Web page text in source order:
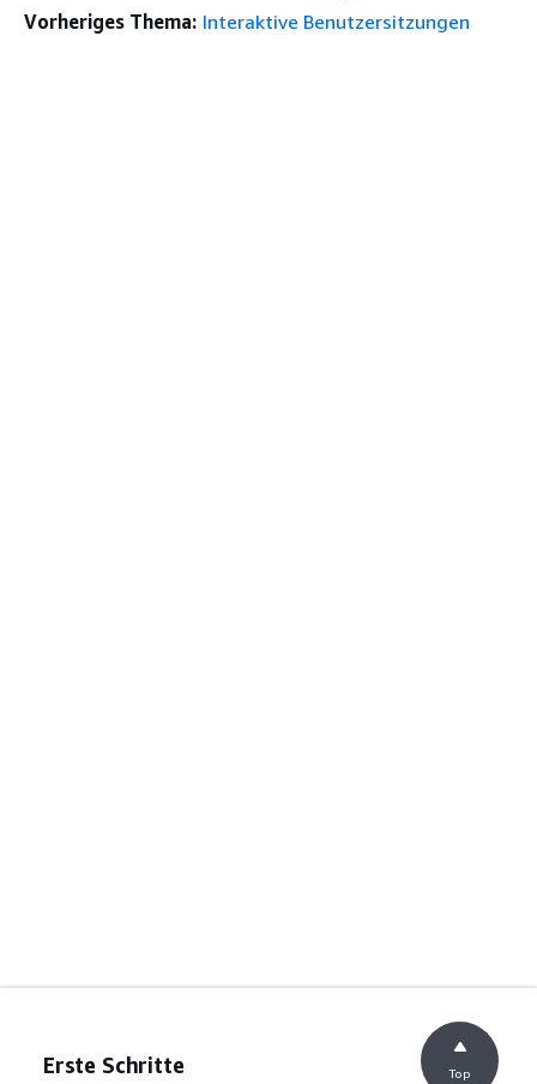
Vorheriges Thema: Interaktive Benutzersitzungen
Erste Schritte Top